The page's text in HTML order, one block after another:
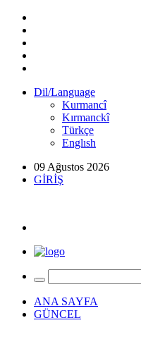
Dil/Language
Kurmancî
Kırmanckî
Türkçe
Englısh
09 Ağustos 2026
GİRİŞ
ANA SAYFA
GÜNCEL